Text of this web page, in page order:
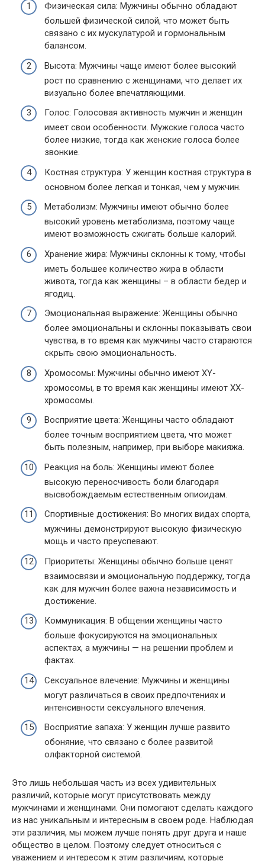
Физическая сила: Мужчины обычно обладают
большей физической силой, что может быть
связано с их мускулатурой и гормональным
балансом.
Высота: Мужчины чаще имеют более высокий
рост по сравнению с женщинами, что делает их
визуально более впечатляющими.
Голос: Голосовая активность мужчин и женщин
имеет свои особенности. Мужские голоса часто
более низкие, тогда как женские голоса более
звонкие.
Костная структура: У женщин костная структура в
основном более легкая и тонкая, чем у мужчин.
Метаболизм: Мужчины имеют обычно более
высокий уровень метаболизма, поэтому чаще
имеют возможность сжигать больше калорий.
Хранение жира: Мужчины склонны к тому, чтобы
иметь большее количество жира в области
живота, тогда как женщины – в области бедер и
ягодиц.
Эмоциональная выражение: Женщины обычно
более эмоциональны и склонны показывать свои
чувства, в то время как мужчины часто стараются
скрыть свою эмоциональность.
Хромосомы: Мужчины обычно имеют XY-
хромосомы, в то время как женщины имеют XX-
хромосомы.
Восприятие цвета: Женщины часто обладают
более точным восприятием цвета, что может
быть полезным, например, при выборе макияжа.
Реакция на боль: Женщины имеют более
высокую переносчивость боли благодаря
высвобождаемым естественным опиоидам.
Спортивные достижения: Во многих видах спорта,
мужчины демонстрируют высокую физическую
мощь и часто преуспевают.
Приоритеты: Женщины обычно больше ценят
взаимосвязи и эмоциональную поддержку, тогда
как для мужчин более важна независимость и
достижение.
Коммуникация: В общении женщины часто
больше фокусируются на эмоциональных
аспектах, а мужчины — на решении проблем и
фактах.
Сексуальное влечение: Мужчины и женщины
могут различаться в своих предпочтениях и
интенсивности сексуального влечения.
Восприятие запаха: У женщин лучше развито
обоняние, что связано с более развитой
олфакторной системой.
Это лишь небольшая часть из всех удивительных
различий, которые могут присутствовать между
мужчинами и женщинами. Они помогают сделать каждого
из нас уникальным и интересным в своем роде. Наблюдая
эти различия, мы можем лучше понять друг друга и наше
общество в целом. Поэтому следует относиться с
уважением и интересом к этим различиям, которые